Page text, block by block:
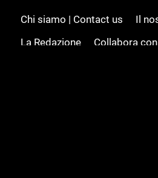
Chi siamo | Contact us
Il
La Redazione
Collabora